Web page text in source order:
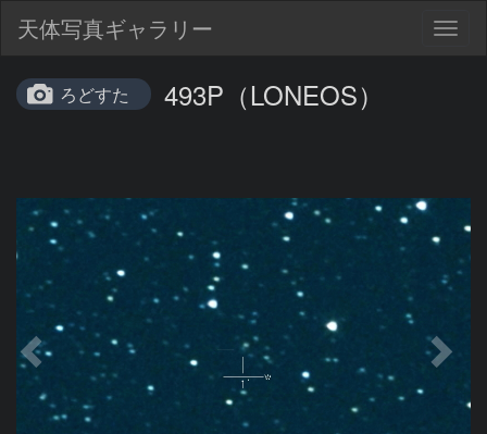
天体写真ギャラリー
ろどすた 493P（LONEOS）